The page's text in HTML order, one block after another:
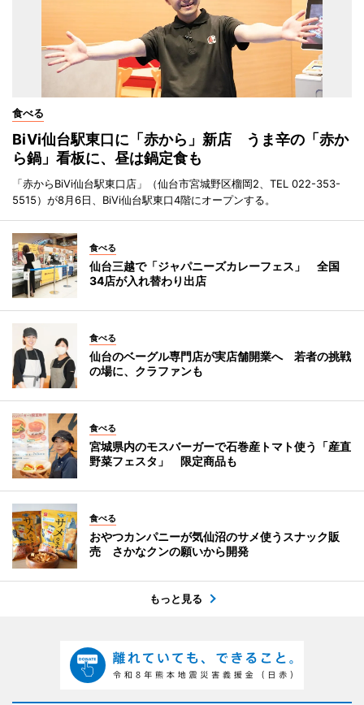
食べる
BiVi仙台駅東口に「赤から」新店 うま辛の「赤か
ら鍋」看板に、昼は鍋定食も
「赤からBiVi仙台駅東口店」（仙台市宮城野区榴岡2、TEL 022-353-
5515）が8月6日、BiVi仙台駅東口4階にオープンする。
食べる
仙台三越で「ジャパニーズカレーフェス」 全国
34店が入れ替わり出店
食べる
仙台のベーグル専門店が実店舗開業へ 若者の挑戦
の場に、クラファンも
食べる
宮城県内のモスバーガーで石巻産トマト使う「産直
野菜フェスタ」 限定商品も
食べる
おやつカンパニーが気仙沼のサメ使うスナック販
売 さかなクンの願いから開発
もっと見る